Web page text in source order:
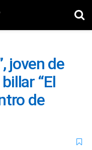
joven de
“El
de